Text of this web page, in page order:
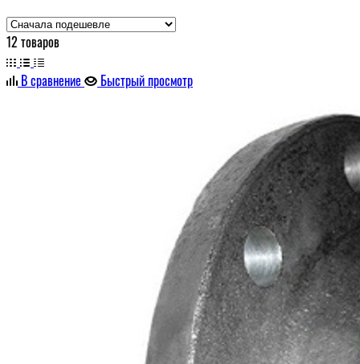
12 товаров
В сравнение
Быстрый просмотр